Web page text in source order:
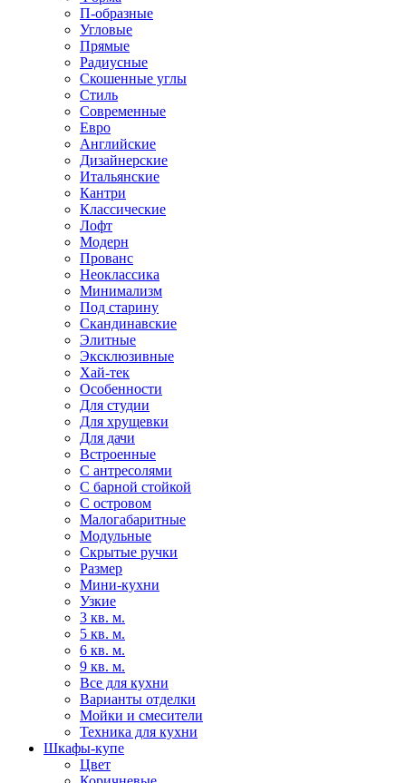
П-образные
Угловые
Прямые
Радиусные
Скошенные углы
Стиль
Современные
Евро
Английские
Дизайнерские
Итальянские
Кантри
Классические
Лофт
Модерн
Прованс
Неоклассика
Минимализм
Под старину
Скандинавские
Элитные
Эксклюзивные
Хай-тек
Особенности
Для студии
Для хрущевки
Для дачи
Встроенные
С антресолями
С барной стойкой
С островом
Малогабаритные
Модульные
Скрытые ручки
Размер
Мини-кухни
Узкие
3 кв. м.
5 кв. м.
6 кв. м.
9 кв. м.
Все для кухни
Варианты отделки
Мойки и смесители
Техника для кухни
Шкафы-купе
Цвет